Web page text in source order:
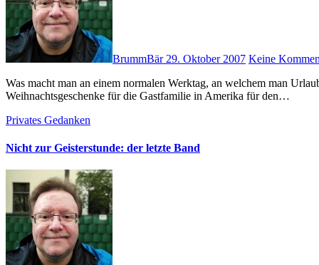
BrummBär 29. Oktober 2007 Keine
Was macht man an einem normalen Werktag, an welchem man Urlaub hat? Richtig! Man geht in der Innenstadt durch den Regen um
Weihnachtsgeschenke für die Gastfamilie in Amerika für den…
Privates Gedanken
Nicht zur Geisterstunde: der letzte Band